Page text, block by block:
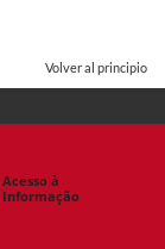
Volver al principio